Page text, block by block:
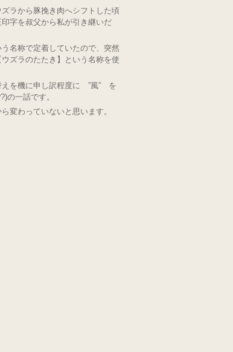
ラから豚挽き肉へシフトした頃
字を叔父から私が引き継いだ
名称で定着していたので、突然
ズラのたたき】という名称を使
えを機に申し訳程度に ”風” を
の一話です。
変わっていないと思います。